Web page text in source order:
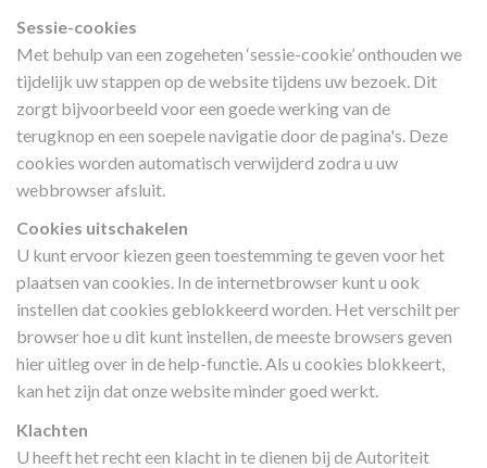
Sessie-cookies
Met behulp van een zogeheten ‘sessie-cookie’ onthouden we
tijdelijk uw stappen op de website tijdens uw bezoek. Dit
zorgt bijvoorbeeld voor een goede werking van de
terugknop en een soepele navigatie door de pagina's. Deze
cookies worden automatisch verwijderd zodra u uw
webbrowser afsluit.
Cookies uitschakelen
U kunt ervoor kiezen geen toestemming te geven voor het
plaatsen van cookies. In de internetbrowser kunt u ook
instellen dat cookies geblokkeerd worden. Het verschilt per
browser hoe u dit kunt instellen, de meeste browsers geven
hier uitleg over in de help-functie. Als u cookies blokkeert,
kan het zijn dat onze website minder goed werkt.
Klachten
U heeft het recht een klacht in te dienen bij de Autoriteit